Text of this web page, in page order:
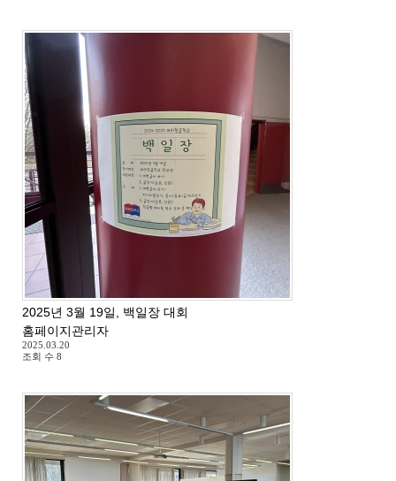
2025년 3월 19일, 백일장 대회
홈페이지관리자
2025.03.20
조회 수 8